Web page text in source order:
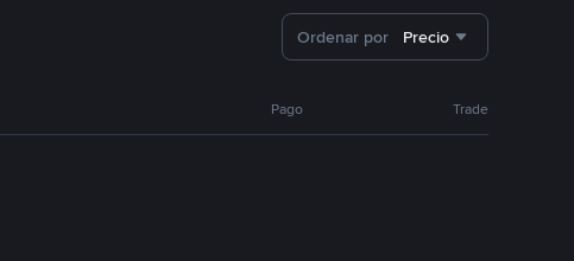
Ordenar por Precio
Pago Trade